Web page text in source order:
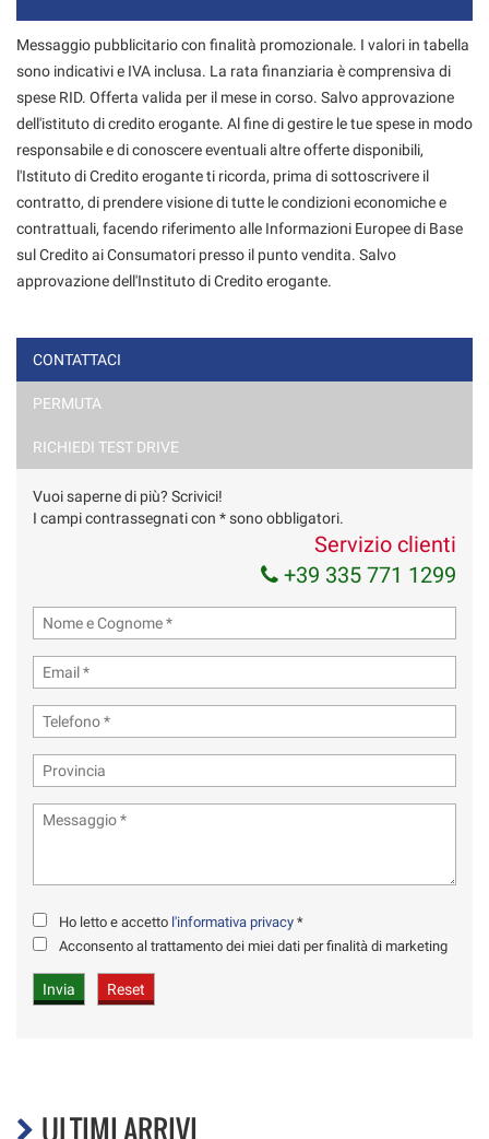
Contattaci
Ho letto e accetto
marketing
Invia la tua richiesta
Messaggio pubblicitario con finalità promozionale. I valori in tabella
sono indicativi e IVA inclusa. La rata finanziaria è comprensiva di
spese RID. Offerta valida per il mese in corso. Salvo approvazione
dell'istituto di credito erogante. Al fine di gestire le tue spese in modo
responsabile e di conoscere eventuali altre offerte disponibili,
l'Istituto di Credito erogante ti ricorda, prima di sottoscrivere il
contratto, di prendere visione di tutte le condizioni economiche e
contrattuali, facendo riferimento alle Informazioni Europee di Base
sul Credito ai Consumatori presso il punto vendita. Salvo
approvazione dell'Instituto di Credito erogante.
CONTATTACI
PERMUTA
RICHIEDI TEST DRIVE
Vuoi saperne di più? Scrivici!
I campi contrassegnati con * sono obbligatori.
Servizio clienti
+39 335 771 1299
Ho letto e accetto l'informativa privacy *
Acconsento al trattamento dei miei dati per finalità di marketing
ULTIMI ARRIVI